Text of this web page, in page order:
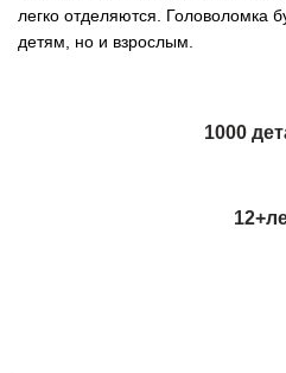
легко отделяются. Головоломка
детям, но и взрослым.
1000